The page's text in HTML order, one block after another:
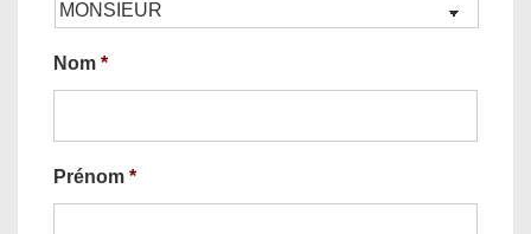
Nom *
Prénom *